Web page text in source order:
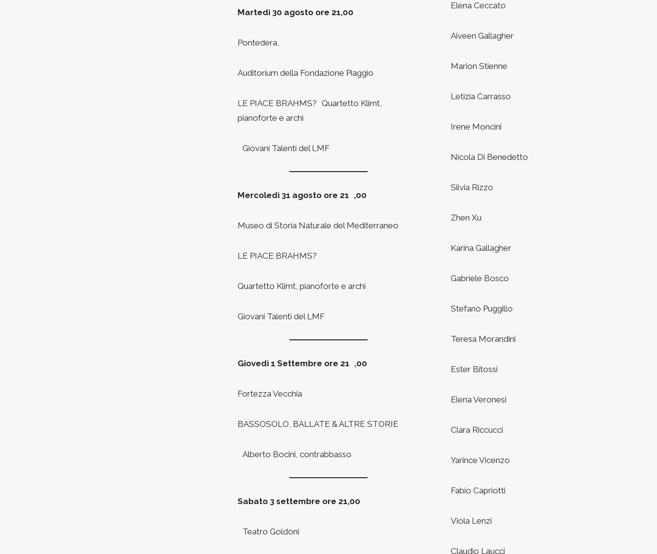
Martedì 30 agosto ore 21,00
Pontedera,
Auditorium della Fondazione Piaggio
LE PIACE BRAHMS? Quartetto Klimt,
pianoforte e archi
Giovani Talenti del LMF
Mercoledì 31 agosto ore 21 ,00
Museo di Storia Naturale del Mediterraneo
LE PIACE BRAHMS?
Quartetto Klimt, pianoforte e archi
Giovani Talenti del LMF
Giovedì 1 Settembre ore 21 ,00
Fortezza Vecchia
BASSOSOLO, BALLATE & ALTRE STORIE
Alberto Bocini, contrabbasso
Sabato 3 settembre ore 21,00
Teatro Goldoni
Elena Ceccato
Aiveen Gallagher
Marion Stienne
Letizia Carrasso
Irene Moncini
Nicola Di Benedetto
Silvia Rizzo
Zhen Xu
Karina Gallagher
Gabriele Bosco
Stefano Puggillo
Teresa Morandini
Ester Bitossi
Elena Veronesi
Clara Riccucci
Yarince Vicenzo
Fabio Capriotti
Viola Lenzi
Claudio Laucci